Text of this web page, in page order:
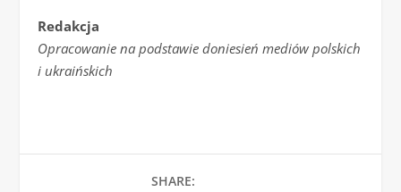
Redakcja
Opracowanie na podstawie doniesień mediów polskich
i ukraińskich
SHARE: